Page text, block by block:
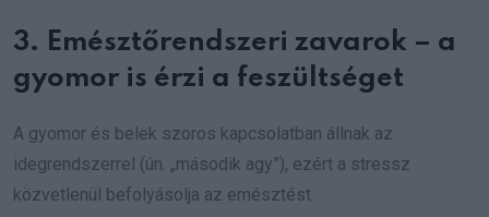
3. Emésztőrendszeri zavarok – a
gyomor is érzi a feszültséget
A gyomor és belek szoros kapcsolatban állnak az
idegrendszerrel (ún. „második agy”), ezért a stressz
közvetlenül befolyásolja az emésztést.